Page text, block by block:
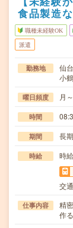
食品製造
職種未経験OK
派遣
勤務地
仙
小
曜日頻度 月
時間
期間 長
時給 時
交
仕事内容
精
作